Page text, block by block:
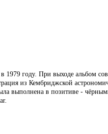
году. При выходе альбом
из Кембриджской
выполнена в позитиве -